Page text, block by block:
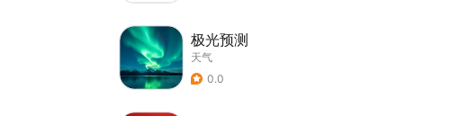
极光预测
天气
0.0